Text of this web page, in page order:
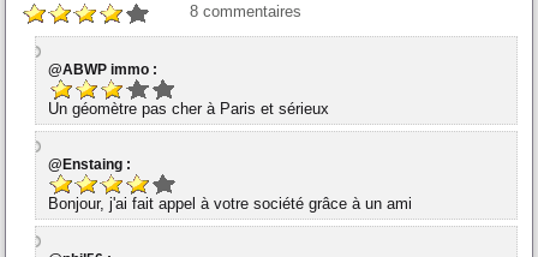
8 commentaires
@ABWP immo :
Un géomètre pas cher à Paris et sérieux
@Enstaing :
Bonjour, j'ai fait appel à votre société grâce à un ami